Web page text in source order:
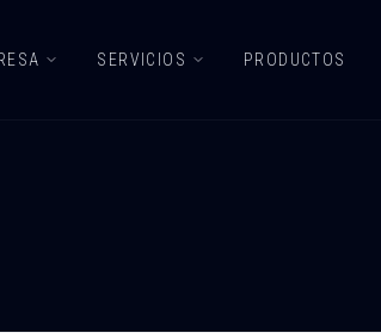
SERVICIOS PRODUCTOS